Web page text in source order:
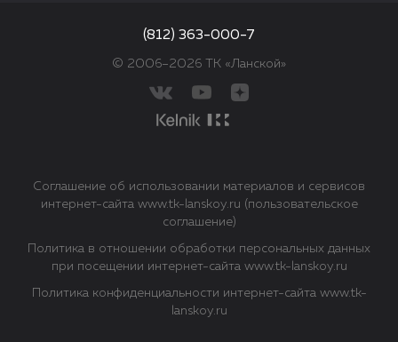
© 2006–2026 ТК «Ланской»
(812) 363-000-7
Политика в отношении обработки персональных данных
при посещении интернет-сайта www.tk-lanskoy.ru
Соглашение об использовании материалов и сервисов
интернет-сайта www.tk-lanskoy.ru (пользовательское
соглашение)
Политика конфиденциальности интернет-сайта www.tk-
lanskoy.ru